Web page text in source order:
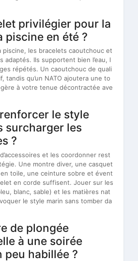
privilégier pour la
piscine en été ?
piscine, les bracelets caoutchouc et
adaptés. Ils supportent bien l’eau, l
répétés. Un caoutchouc de quali
tandis qu’un NATO ajoutera une to
à votre tenue décontractée ave
le style
surcharger les
?
et les coordonner rest
Une montre diver, une casquet
toile, une ceinture sobre et évent
en corde suffisent. Jouer sur les
blanc, sable) et les matières nat
le style marin sans tomber da
de plongée
à une soirée
peu habillée ?